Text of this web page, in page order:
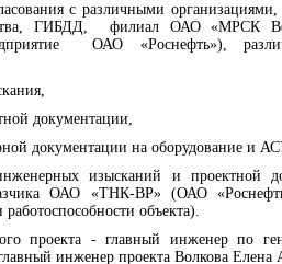
с различными
ГИБДД, филиал ОАО
ОАО «Роснефть»),
документации,
документации на оборудование и
изысканий и проектной
ОАО «ТНК-ВР» (ОАО
объекта).
проекта - главный инженер по
инженер проекта Волкова Елена